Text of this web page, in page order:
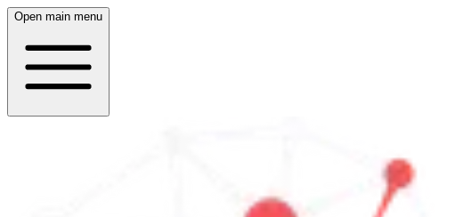
Open main menu